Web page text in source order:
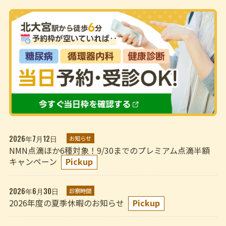
2026年7月12日 お知らせ
NMN点滴ほか6種対象！9/30までのプレミアム点滴半額
キャンペーン
Pickup
2026年6月30日 診察時間
2026年度の夏季休暇のお知らせ Pickup